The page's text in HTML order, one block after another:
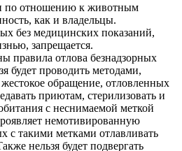
по отношению к животным
как и владельцы.
без медицинских показаний,
запрещается.
правила отлова безнадзорных
будет проводить методами,
обращение, отловленных
приютам, стерилизовать и
с неснимаемой меткой
немотивированную
с такими метками отлавливать
нельзя будет подвергать